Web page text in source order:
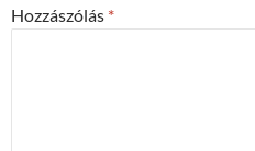
Hozzászólás *